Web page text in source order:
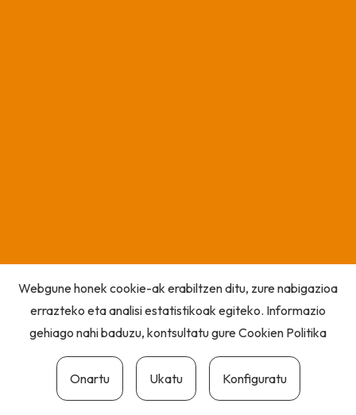
Webgune honek cookie-ak erabiltzen ditu, zure nabigazioa
errazteko eta analisi estatistikoak egiteko. Informazio
gehiago nahi baduzu, kontsultatu gureCookien Politika
Onartu Ukatu Konfiguratu